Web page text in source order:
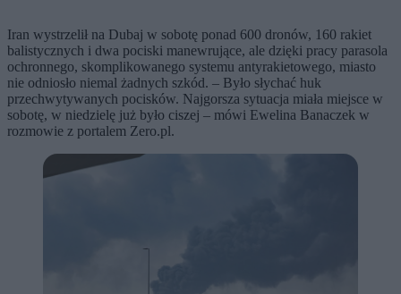
Iran wystrzelił na Dubaj w sobotę ponad 600 dronów, 160 rakiet
balistycznych i dwa pociski manewrujące, ale dzięki pracy parasola
ochronnego, skomplikowanego systemu antyrakietowego, miasto
nie odniosło niemal żadnych szkód. – Było słychać huk
przechwytywanych pocisków. Najgorsza sytuacja miała miejsce w
sobotę, w niedzielę już było ciszej – mówi Ewelina Banaczek w
rozmowie z portalem Zero.pl.